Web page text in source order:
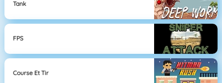
Tank
FPS
Course Et Tir